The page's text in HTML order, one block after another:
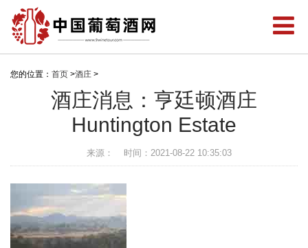
您的位置： 首页 >酒庄 >
酒庄消息：亨廷顿酒庄
Huntington Estate
来源： 时间：2021-08-22 10:35:03